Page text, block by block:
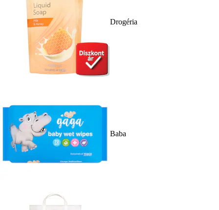
Drogéria
Baba